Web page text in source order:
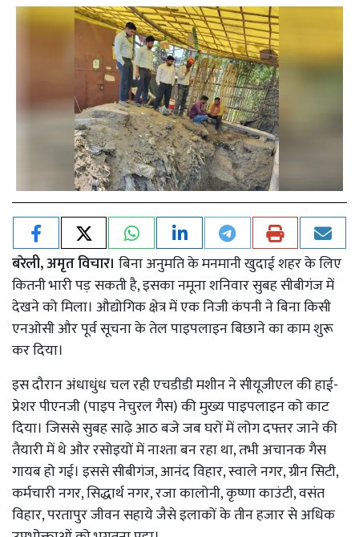
बरेली, अमृत विचार। बिना अनुमति के मनमानी खुदाई शहर के लिए
कितनी भारी पड़ सकती है, इसका नमूना शनिवार सुबह सीबीगंज में
देखने को मिला। औद्योगिक क्षेत्र में एक निजी कंपनी ने बिना किसी
एनओसी और पूर्व सूचना के तेल पाइपलाइन बिछाने का काम शुरू
कर दिया।
इस दौरान अंधाधुंध चल रही एचडीडी मशीन ने सीयूजीएल की हाई-
प्रेशर पीएनजी (पाइप नेचुरल गैस) की मुख्य पाइपलाइन को काट
दिया। जिससे सुबह साढ़े आठ बजे जब घरों में लोग दफ्तर जाने की
तैयारी में थे और रसोइयों में नाश्ता बन रहा था, तभी अचानक गैस
गायब हो गई। इससे सीबीगंज, आनंद विहार, स्वाले नगर, ग्रीन सिटी,
कर्मचारी नगर, सिद्धार्थ नगर, रजा कालोनी, कृष्णा काउंटी, वसंत
विहार, परतापुर जीवन सहाये जैसे इलाकों के तीन हजार से अधिक